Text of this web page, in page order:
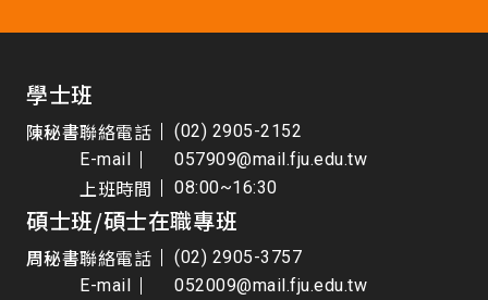
學士班
陳秘書聯絡電話
(02) 2905-2152
E-mail
057909@mail.fju.edu.tw
上班時間 08:00~16:30
碩士班/碩士在職專班
周秘書聯絡電話
(02) 2905-3757
E-mail
052009@mail.fju.edu.tw